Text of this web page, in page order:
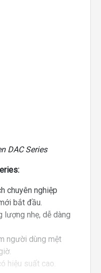
DAC Series
chuyên nghiệp
bắt đầu.
lượng nhẹ, dễ dàng
người dùng mệt
hiệu suất cao.